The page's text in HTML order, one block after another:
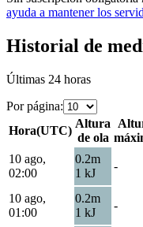
ayuda a mantener los
Historial de
Últimas 24 horas
Por página:
Hora(UTC)
Altura
de ola
10 ago,
02:00
0.2m
1 kJ
-
10 ago,
01:00
0.2m
1 kJ
-